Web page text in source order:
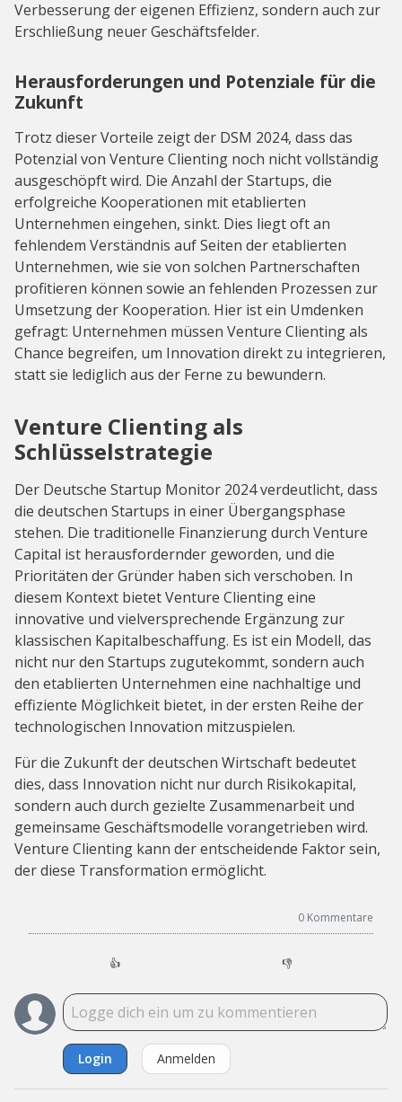
Verbesserung der eigenen Effizienz, sondern auch zur
Erschließung neuer Geschäftsfelder.
Herausforderungen und Potenziale für die
Zukunft
Trotz dieser Vorteile zeigt der DSM 2024, dass das
Potenzial von Venture Clienting noch nicht vollständig
ausgeschöpft wird. Die Anzahl der Startups, die
erfolgreiche Kooperationen mit etablierten
Unternehmen eingehen, sinkt. Dies liegt oft an
fehlendem Verständnis auf Seiten der etablierten
Unternehmen, wie sie von solchen Partnerschaften
profitieren können sowie an fehlenden Prozessen zur
Umsetzung der Kooperation. Hier ist ein Umdenken
gefragt: Unternehmen müssen Venture Clienting als
Chance begreifen, um Innovation direkt zu integrieren,
statt sie lediglich aus der Ferne zu bewundern.
Venture Clienting als
Schlüsselstrategie
Der Deutsche Startup Monitor 2024 verdeutlicht, dass
die deutschen Startups in einer Übergangsphase
stehen. Die traditionelle Finanzierung durch Venture
Capital ist herausfordernder geworden, und die
Prioritäten der Gründer haben sich verschoben. In
diesem Kontext bietet Venture Clienting eine
innovative und vielversprechende Ergänzung zur
klassischen Kapitalbeschaffung. Es ist ein Modell, das
nicht nur den Startups zugutekommt, sondern auch
den etablierten Unternehmen eine nachhaltige und
effiziente Möglichkeit bietet, in der ersten Reihe der
technologischen Innovation mitzuspielen.
Für die Zukunft der deutschen Wirtschaft bedeutet
dies, dass Innovation nicht nur durch Risikokapital,
sondern auch durch gezielte Zusammenarbeit und
gemeinsame Geschäftsmodelle vorangetrieben wird.
Venture Clienting kann der entscheidende Faktor sein,
der diese Transformation ermöglicht.
0 Kommentare
👍 👎
Login Anmelden